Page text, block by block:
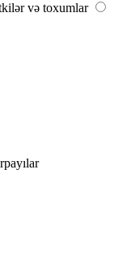
və toxumlar